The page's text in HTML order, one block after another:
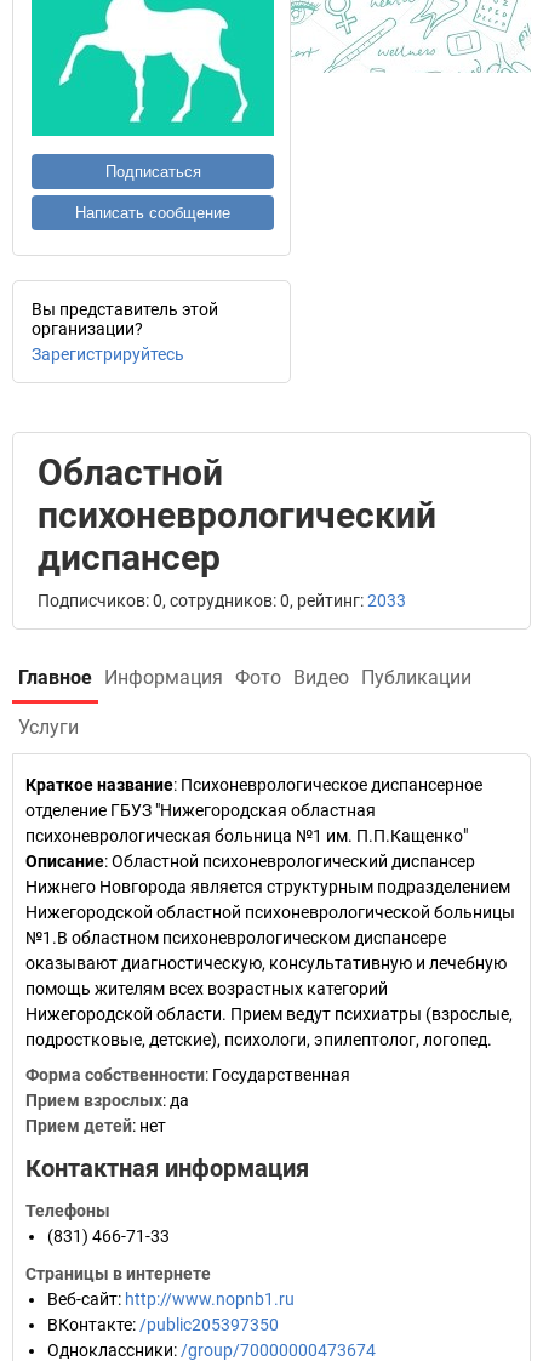
Подписаться
Написать сообщение
Вы представитель этой
организации?
Зарегистрируйтесь
Областной
психоневрологический
диспансер
Подписчиков: 0, сотрудников: 0, рейтинг:2033
Главное Информация Фото Видео Публикации
Услуги
Краткое название: Психоневрологическое диспансерное
отделение ГБУЗ "Нижегородская областная
психоневрологическая больница №1 им. П.П.Кащенко"
Описание: Областной психоневрологический диспансер
Нижнего Новгорода является структурным подразделением
Нижегородской областной психоневрологической больницы
№1.В областном психоневрологическом диспансере
оказывают диагностическую, консультативную и лечебную
помощь жителям всех возрастных категорий
Нижегородской области. Прием ведут психиатры (взрослые,
подростковые, детские), психологи, эпилептолог, логопед.
Форма собственности: Государственная
Прием взрослых: да
Прием детей: нет
Контактная информация
Телефоны
(831) 466-71-33
Страницы в интернете
Веб-сайт: http://www.nopnb1.ru
ВКонтакте: /public205397350
Одноклассники: /group/70000000473674